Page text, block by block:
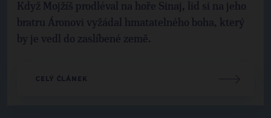
Když Mojžíš prodléval na hoře Sinaj, lid si na jeho
bratru Áronovi vyžádal hmatatelného boha, který
by je vedl do zaslíbené země.
CELÝ ČLÁNEK